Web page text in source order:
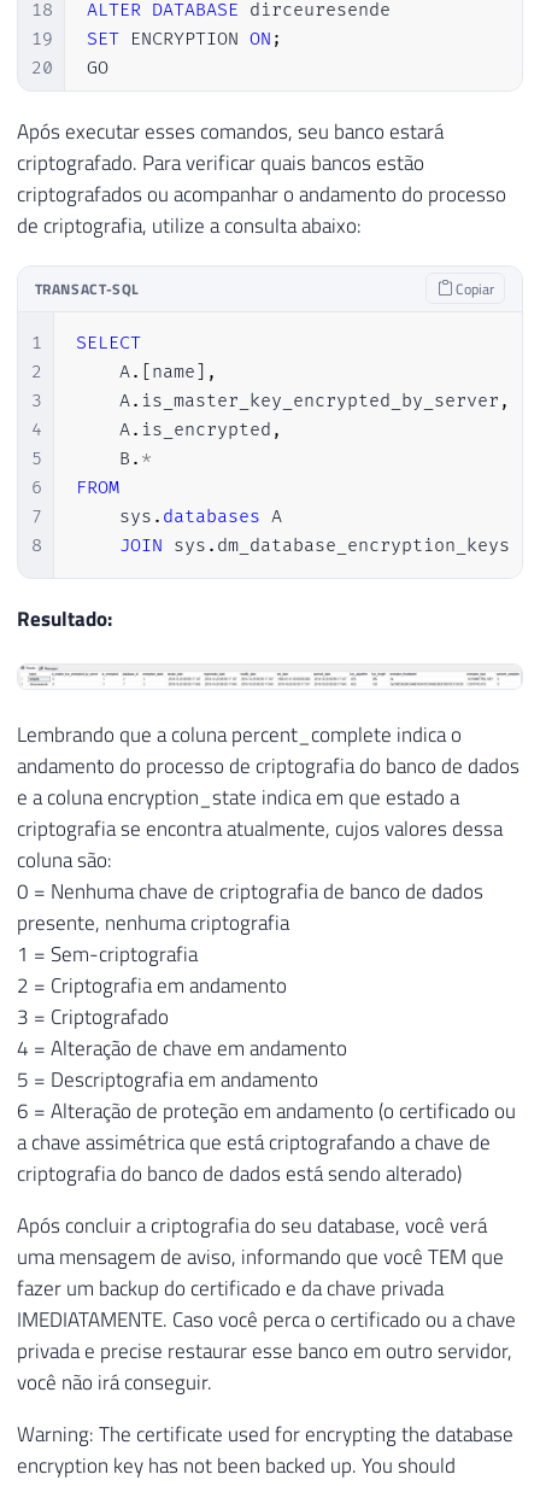
18
19
20
ALTER DATABASE
SET ENCRYPTION ON ;
GO
Após executar esses comandos, seu banco estará
criptografado. Para verificar quais bancos estão
criptografados ou acompanhar o andamento do processo
de criptografia, utilize a consulta abaixo:
TRANSACT-SQL Copiar
1
2
3
4
5
6
7
8
SELECT
    A
. [name] ,
    A
. is_master_key_encrypted_by_server ,
    A
. is_encrypted ,
    B
. *
FROM
    sys
. databases A
JOIN sys . dm_database_encryption_keys
Resultado:
Lembrando que a coluna percent_complete indica o
andamento do processo de criptografia do banco de dados
e a coluna encryption_state indica em que estado a
criptografia se encontra atualmente, cujos valores dessa
coluna são:
0 = Nenhuma chave de criptografia de banco de dados
presente, nenhuma criptografia
1 = Sem-criptografia
2 = Criptografia em andamento
3 = Criptografado
4 = Alteração de chave em andamento
5 = Descriptografia em andamento
6 = Alteração de proteção em andamento (o certificado ou
a chave assimétrica que está criptografando a chave de
criptografia do banco de dados está sendo alterado)
Após concluir a criptografia do seu database, você verá
uma mensagem de aviso, informando que você TEM que
fazer um backup do certificado e da chave privada
IMEDIATAMENTE. Caso você perca o certificado ou a chave
privada e precise restaurar esse banco em outro servidor,
você não irá conseguir.
Warning: The certificate used for encrypting the database
encryption key has not been backed up. You should